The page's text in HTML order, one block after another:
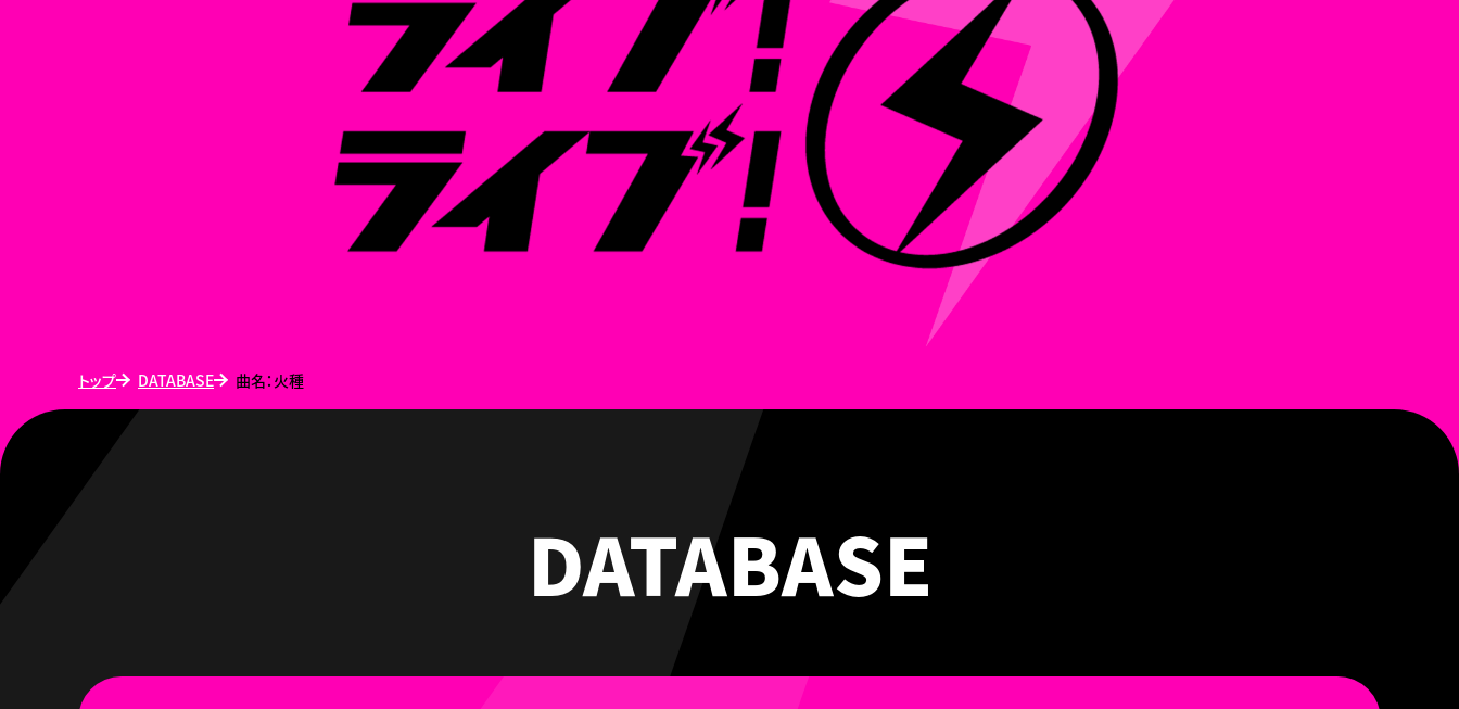
トップ DATABASE 曲名：火種
DATABASE